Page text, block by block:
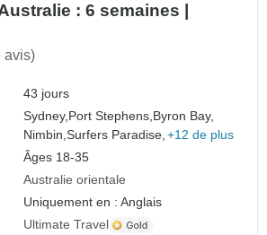
: 6 semaines |
avis)
43 jours
Sydney, Port Stephens, Byron Bay,
Nimbin,Surfers Paradise, +12 de plus
Âges 18-35
Australie orientale
Uniquement en : Anglais
Ultimate Travel